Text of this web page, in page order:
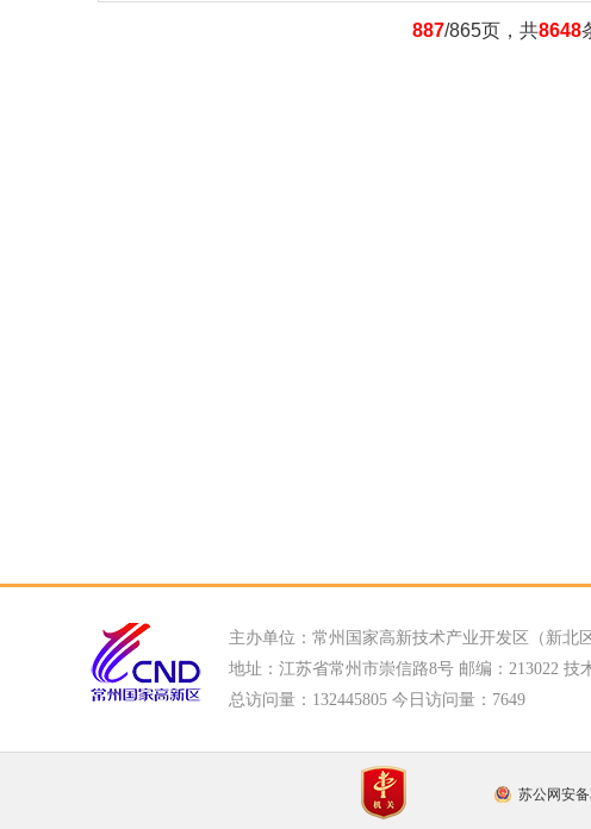
887/865页，共8648
主办单位：常州国家高新技术产业开发区（新北
地址：江苏省常州市崇信路8号 邮编：213022 技
总访问量： 132445805 今日访问量： 7649
苏公网安备